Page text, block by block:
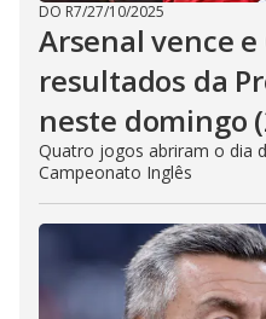
DO R7/27/10/2025
Arsenal vence
resultados da
neste domingo
Quatro jogos abriram o dia
Campeonato Inglês